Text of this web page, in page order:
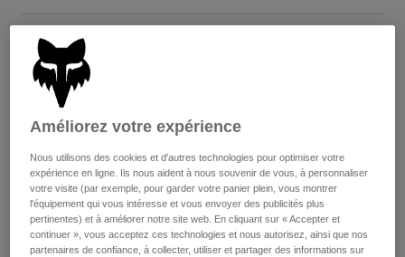
Youth
Hats
Shorts
Sweatshirts
Tout acheter
Taille
11.5 12 13 14
Color -Jaune fluorescent
Améliorez votre expérience
Nous utilisons des cookies et d'autres technologies pour optimiser votre
expérience en ligne. Ils nous aident à nous souvenir de vous, à personnaliser
votre visite (par exemple, pour garder votre panier plein, vous montrer
l'équipement qui vous intéresse et vous envoyer des publicités plus
pertinentes) et à améliorer notre site web. En cliquant sur « Accepter et
continuer », vous acceptez ces technologies et nous autorisez, ainsi que nos
partenaires de confiance, à collecter, utiliser et partager des informations sur